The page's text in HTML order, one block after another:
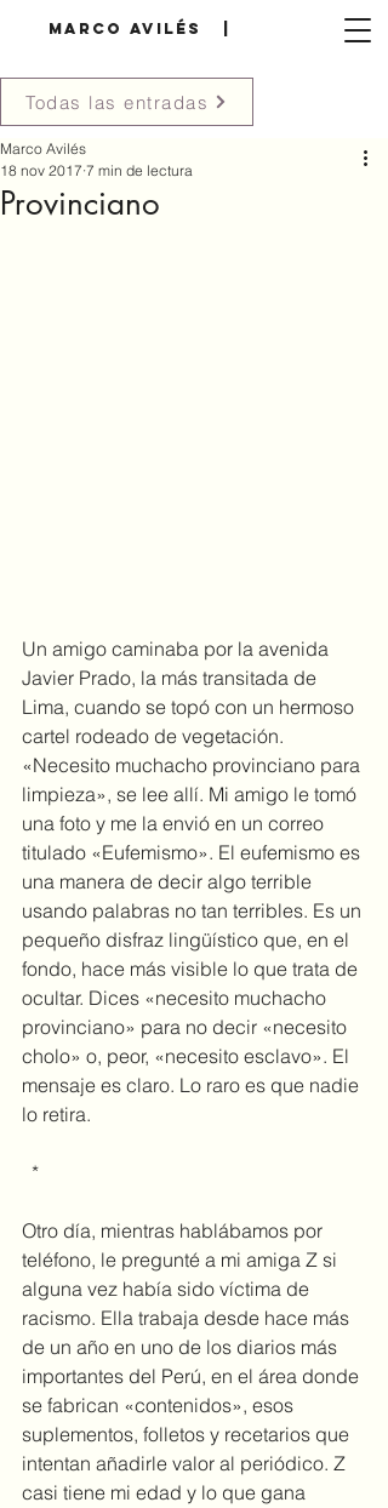
MARCO AVILÉS |
Todas las entradas
Provinciano
Marco Avilés
18 nov 2017 7 min de lectura
Un amigo caminaba por la avenida
Javier Prado, la más transitada de
Lima, cuando se topó con un hermoso
cartel rodeado de vegetación.
«Necesito muchacho provinciano para
limpieza», se lee allí. Mi amigo le tomó
una foto y me la envió en un correo
titulado «Eufemismo». El eufemismo es
una manera de decir algo terrible
usando palabras no tan terribles. Es un
pequeño disfraz lingüístico que, en el
fondo, hace más visible lo que trata de
ocultar. Dices «necesito muchacho
provinciano» para no decir «necesito
cholo» o, peor, «necesito esclavo». El
mensaje es claro. Lo raro es que nadie
lo retira.
*
Otro día, mientras hablábamos por
teléfono, le pregunté a mi amiga Z si
alguna vez había sido víctima de
racismo. Ella trabaja desde hace más
de un año en uno de los diarios más
importantes del Perú, en el área donde
se fabrican «contenidos», esos
suplementos, folletos y recetarios que
intentan añadirle valor al periódico. Z
casi tiene mi edad y lo que gana